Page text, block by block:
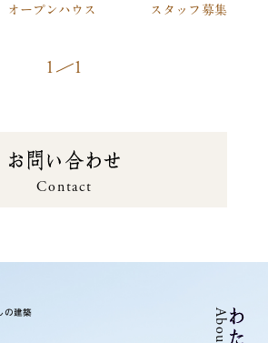
オープンハウス スタッフ募集
1 1
お問い合せ
Contact
ち
の建築